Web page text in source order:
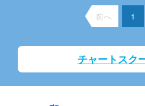
前へ 1
チャートスク